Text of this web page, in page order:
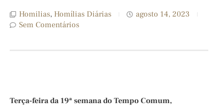
Homilias, Homílias Diárias
agosto 14, 2023
Sem Comentários
Terça-feira da 19ª semana do Tempo Comum,